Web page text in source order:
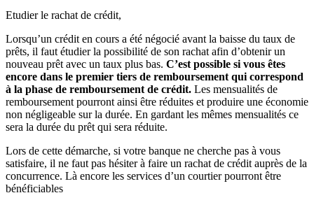
Etudier le rachat de crédit,
Lorsqu’un crédit en cours a été négocié avant la baisse du taux de
prêts, il faut étudier la possibilité de son rachat afin d’obtenir un
nouveau prêt avec un taux plus bas. C’est possible si vous êtes
encore dans le premier tiers de remboursement qui correspond
à la phase de remboursement de crédit. Les mensualités de
remboursement pourront ainsi être réduites et produire une économie
non négligeable sur la durée. En gardant les mêmes mensualités ce
sera la durée du prêt qui sera réduite.
Lors de cette démarche, si votre banque ne cherche pas à vous
satisfaire, il ne faut pas hésiter à faire un rachat de crédit auprès de la
concurrence. Là encore les services d’un courtier pourront être
bénéficiables